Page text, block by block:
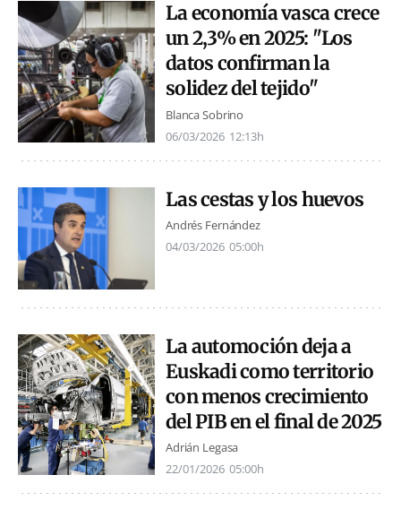
La economía vasca crece
un 2,3% en 2025: "Los
datos confirman la
solidez del tejido"
Blanca Sobrino
06/03/2026 12:13h
Las cestas y los huevos
Andrés Fernández
04/03/2026 05:00h
La automoción deja a
Euskadi como territorio
con menos crecimiento
del PIB en el final de 2025
Adrián Legasa
22/01/2026 05:00h